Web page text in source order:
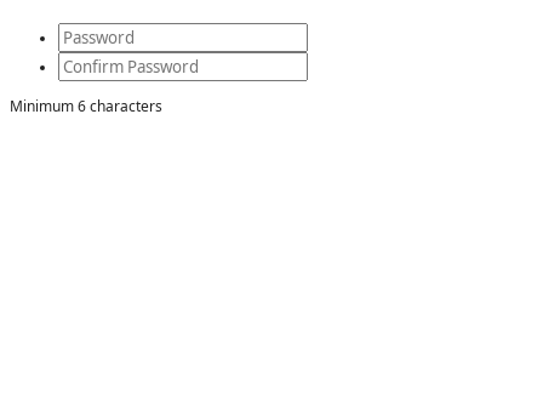
Minimum 6 characters